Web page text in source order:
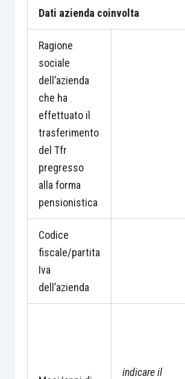
Dati azienda coinvolta
Ragione
sociale
dell’azienda
che ha
effettuato il
trasferimento
del Tfr
pregresso
alla forma
pensionistica
Codice
fiscale/partita
Iva
dell’azienda
indicare il